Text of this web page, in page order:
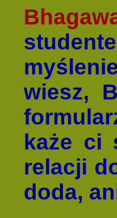
wiesz,
każe ci
relacji
doda,